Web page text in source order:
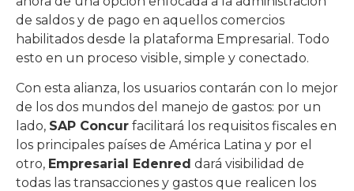
de saldos y de pago en aquellos comercios
habilitados desde la plataforma Empresarial. Todo
esto en un proceso visible, simple y conectado.
Con esta alianza, los usuarios contarán con lo mejor
de los dos mundos del manejo de gastos: por un
lado, SAP Concur facilitará los requisitos fiscales en
los principales países de América Latina y por el
otro, Empresarial Edenred dará visibilidad de
todas las transacciones y gastos que realicen los